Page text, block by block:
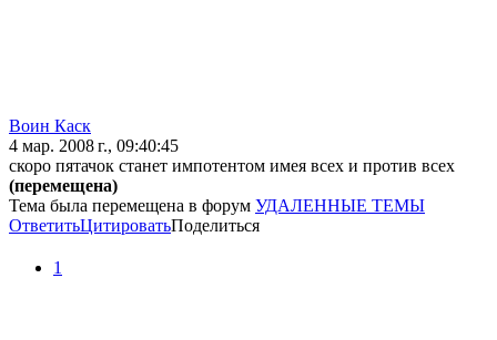
Воин Каск
4 мар. 2008 г., 09:40:45
скоро пятачок станет импотентом имея всех и против всех
(перемещена)
Тема была перемещена в форум УДАЛЕННЫЕ ТЕМЫ
ОтветитьЦитироватьПоделиться
1